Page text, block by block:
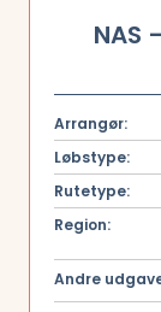
kendes, når I har
omkring bålet
Der er varm mad,
NAS
Arrangør:
Løbstype:
Rutetype:
Region:
Andre